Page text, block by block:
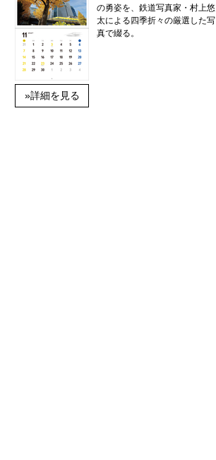
»詳細を見る
の勇姿を、鉄道写真家・村上悠
太による四季折々の厳選した写
真で綴る。